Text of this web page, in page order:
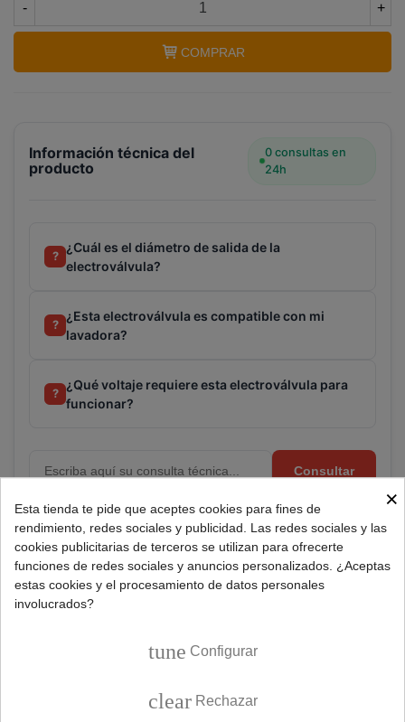
- +
COMPRAR
Información técnica del
producto
0 consultas en
24h
?
¿Cuál es el diámetro de salida de la
electroválvula?
?
¿Esta electroválvula es compatible con mi
lavadora?
?
¿Qué voltaje requiere esta electroválvula para
funcionar?
Consultar
Referencia: 086010002
Marca: UNIVERSAL
Repuesto electroválvula horizontal para lavadoras
Terminal de consulta
Electroválvula lavadora UNIVERSAL 2 vías 180º
×
Esta tienda te pide que aceptes cookies para fines de
rendimiento, redes sociales y publicidad. Las redes sociales y las
cookies publicitarias de terceros se utilizan para ofrecerte
funciones de redes sociales y anuncios personalizados. ¿Aceptas
estas cookies y el procesamiento de datos personales
involucrados?
tune Configurar
clear Rechazar